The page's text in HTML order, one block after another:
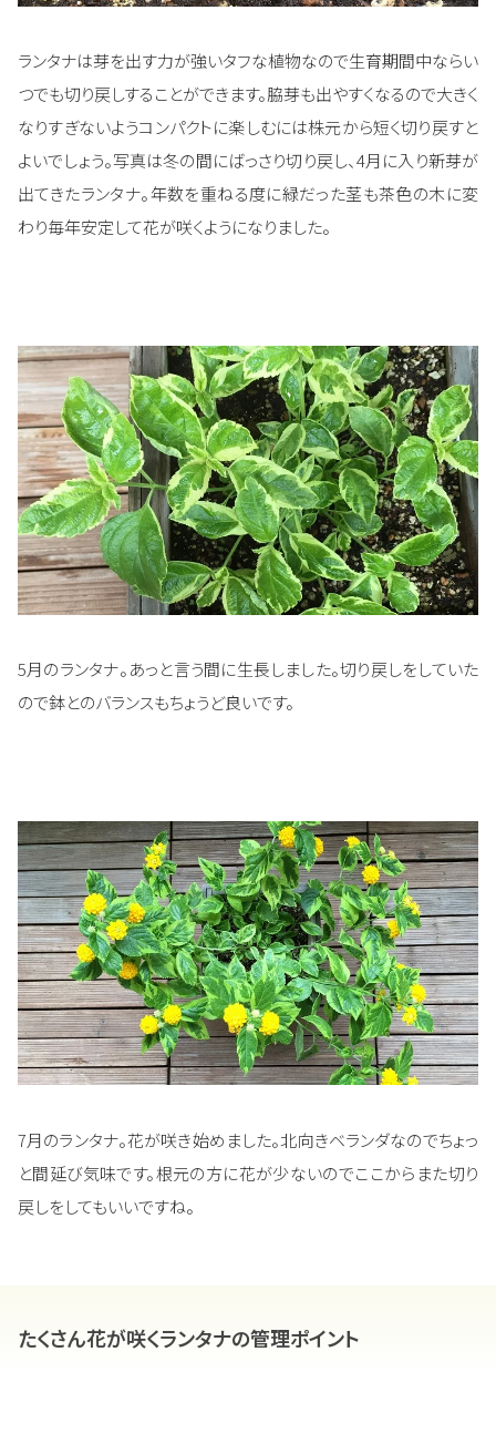
ランタナは芽を出す力が強いタフな植物なので生育期間中ならい
つでも切り戻しすることができます。脇芽も出やすくなるので大きく
なりすぎないようコンパクトに楽しむには株元から短く切り戻すと
よいでしょう。写真は冬の間にばっさり切り戻し、4月に入り新芽が
出てきたランタナ。年数を重ねる度に緑だった茎も茶色の木に変
わり毎年安定して花が咲くようになりました。
5月のランタナ。あっと言う間に生長しました。切り戻しをしていた
ので鉢とのバランスもちょうど良いです。
7月のランタナ。花が咲き始めました。北向きベランダなのでちょっ
と間延び気味です。根元の方に花が少ないのでここからまた切り
戻しをしてもいいですね。
たくさん花が咲くランタナの管理ポイント